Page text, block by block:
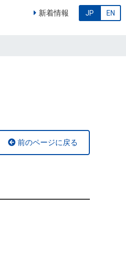
新着情報 JP EN
前のページに戻る